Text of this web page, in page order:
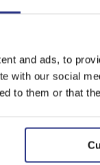
and ads, to
with our social
to them or that
vragen over?
Contacteer